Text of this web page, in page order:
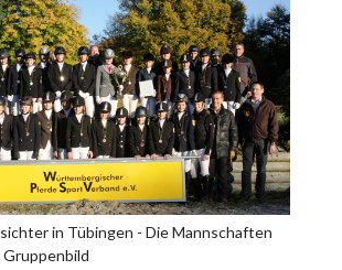
in Tübingen - Die Mannschaften
Gruppenbild